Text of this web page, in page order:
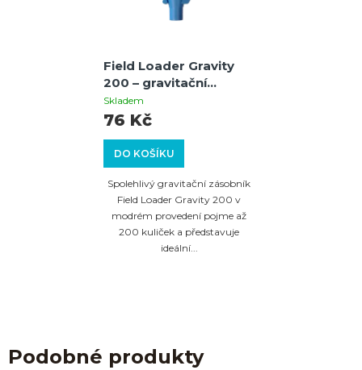
Field Loader Gravity
200 – gravitační
zásobník pro
paintballové zbraně,
Skladem
DO KOŠÍKU
76 Kč
Spolehlivý gravitační zásobník
Field Loader Gravity 200 v
modrém provedení pojme až
200 kuliček a představuje
ideální...
Podobné produkty